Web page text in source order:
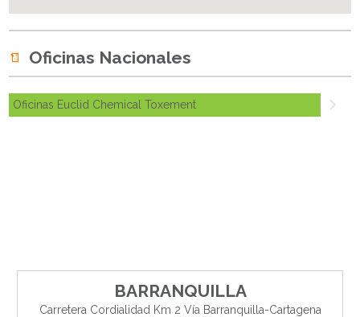
Oficinas Nacionales
Oficinas Euclid Chemical Toxement
BARRANQUILLA
Carretera Cordialidad Km 2 Vía Barranquilla-Cartagena